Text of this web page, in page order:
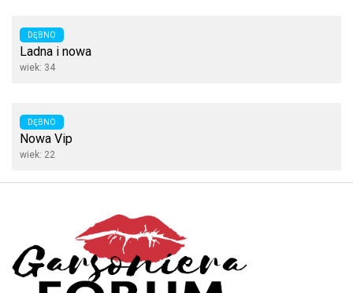
DĘBNO
Ladna i nowa
wiek: 34
DĘBNO
Nowa Vip
wiek: 22